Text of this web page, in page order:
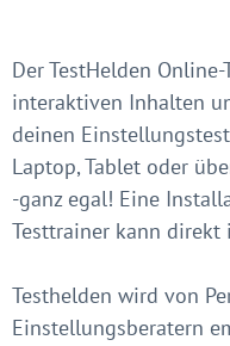
Der TestHelden
interaktiven Inhalten
deinen
Laptop, Tablet oder
-ganz egal! Eine
Testtrainer kann direkt
Testhelden wird von
Einstellungsberatern